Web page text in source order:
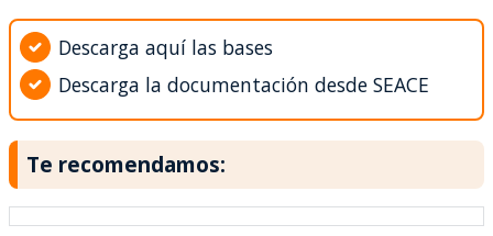
Descarga aquí las bases
Descarga la documentación desde SEACE
Te recomendamos: